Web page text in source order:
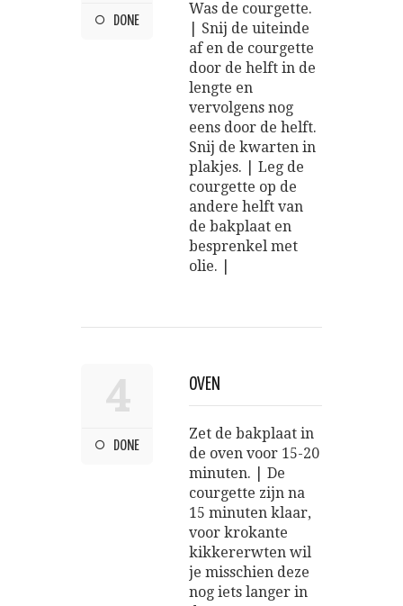
DONE
Was de courgette.
| Snij de uiteinde
af en de courgette
door de helft in de
lengte en
vervolgens nog
eens door de helft.
Snij de kwarten in
plakjes. | Leg de
courgette op de
andere helft van
de bakplaat en
besprenkel met
olie. |
4
DONE
OVEN
Zet de bakplaat in
de oven voor 15-20
minuten. | De
courgette zijn na
15 minuten klaar,
voor krokante
kikkererwten wil
je misschien deze
nog iets langer in